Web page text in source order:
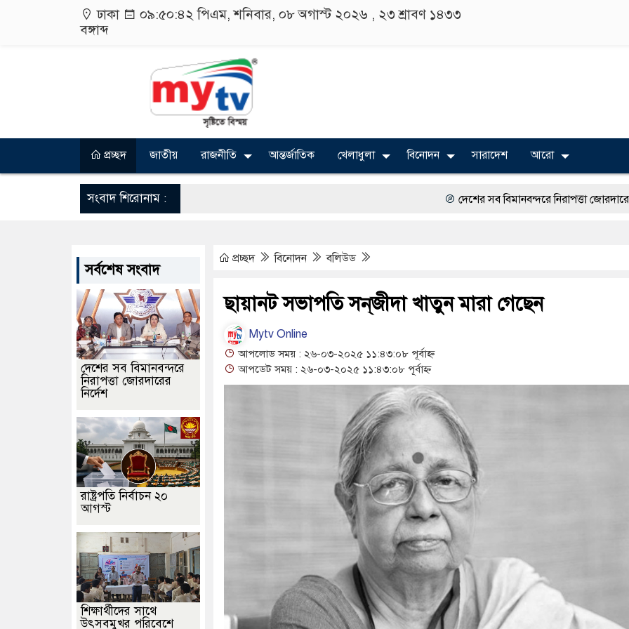
ঢাকা ০৯:৫০:৪৩ পিএম, শনিবার, ০৮ অগাস্ট ২০২৬ , ২৩ শ্রাবণ ১৪৩৩
বঙ্গাব্দ
প্রচ্ছদ জাতীয় রাজনীতি আন্তর্জাতিক খেলাধুলা বিনোদন সারাদেশ আরো
সংবাদ শিরোনাম : দেশের সব বিমানবন্দরে নিরাপত্তা জোরদারের নির্দেশ
অত্যাচারের ছবি যেন আর তুলতে না হয়, সেই সমাজ
‘স্কুটি নাকি গোল্ড?’ ক্যাম্পেইনের বিজয়ীদের পুরস্কৃত
১৫২২ পুলিশ সদস্যকে চাকরিতে পুনর্বহালের দাবিতে
সার্ককে আরও গতিশীল করতে চায় বাংলাদেশ-মালদ্বীপ
প্রধানমন্ত্রীর সঙ্গে নবনিযুক্ত নৌবাহিনী প্রধানের সৌজন্য
জামায়াত ফেরেশতাদের দল নয়, ভুল হতে পারে: শফিকুর
প্রচ্ছদ বিনোদন বলিউড
ছায়ানট সভাপতি সন্‌জীদা খাতুন মারা গেছেন
Mytv Online
আপলোড সময় : ২৬-০৩-২০২৫ ১১:৪৩:০৮ পূর্বাহ্ন
আপডেট সময় : ২৬-০৩-২০২৫ ১১:৪৩:০৮ পূর্বাহ্ন
সর্বশেষ সংবাদ
দেশের সব বিমানবন্দরে
নিরাপত্তা জোরদারের
নির্দেশ
রাষ্ট্রপতি নির্বাচন ২০
আগস্ট
শিক্ষার্থীদের সাথে
উৎসবমুখর পরিবেশে